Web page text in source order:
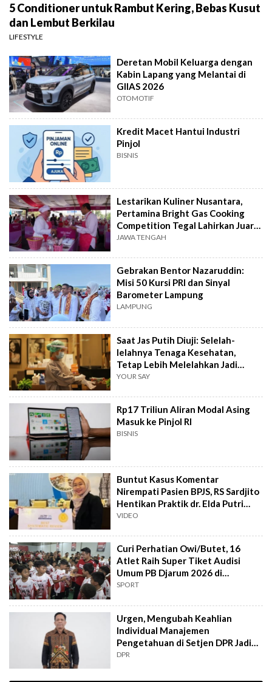
5 Conditioner untuk Rambut Kering, Bebas Kusut
dan Lembut Berkilau
LIFESTYLE
Deretan Mobil Keluarga dengan
Kabin Lapang yang Melantai di
GIIAS 2026
OTOMOTIF
Kredit Macet Hantui Industri
Pinjol
BISNIS
Lestarikan Kuliner Nusantara,
Pertamina Bright Gas Cooking
Competition Tegal Lahirkan Juara
Baru
JAWA TENGAH
Gebrakan Bentor Nazaruddin:
Misi 50 Kursi PRI dan Sinyal
Barometer Lampung
LAMPUNG
Saat Jas Putih Diuji: Selelah-
lelahnya Tenaga Kesehatan,
Tetap Lebih Melelahkan Jadi
Pasien
YOUR SAY
Rp17 Triliun Aliran Modal Asing
Masuk ke Pinjol RI
BISNIS
Buntut Kasus Komentar
Nirempati Pasien BPJS, RS Sardjito
Hentikan Praktik dr. Elda Putri
Rahard
VIDEO
Curi Perhatian Owi/Butet, 16
Atlet Raih Super Tiket Audisi
Umum PB Djarum 2026 di
Makassar
SPORT
Urgen, Mengubah Keahlian
Individual Manajemen
Pengetahuan di Setjen DPR Jadi
Kekuatan Institusional
DPR